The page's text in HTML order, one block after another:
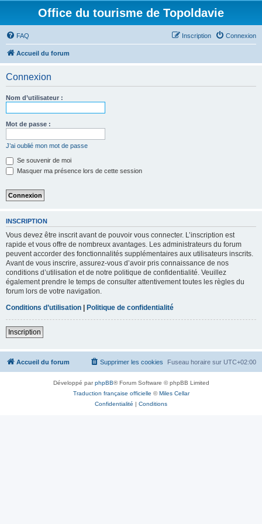
Office du tourisme de Topoldavie
FAQ Connexion
Inscription
Accueil du forum
Connexion
Nom d’utilisateur :
Mot de passe :
J’ai oublié mon mot de passe
Se souvenir de moi
Masquer ma présence lors de cette session
INSCRIPTION
Vous devez être inscrit avant de pouvoir vous connecter. L’inscription est
rapide et vous offre de nombreux avantages. Les administrateurs du forum
peuvent accorder des fonctionnalités supplémentaires aux utilisateurs inscrits.
Avant de vous inscrire, assurez-vous d’avoir pris connaissance de nos
conditions d’utilisation et de notre politique de confidentialité. Veuillez
également prendre le temps de consulter attentivement toutes les règles du
forum lors de votre navigation.
Conditions d’utilisation | Politique de confidentialité
Inscription
Accueil du forum Fuseau horaire sur UTC+02:00
Supprimer les cookies
Développé parphpBB® Forum Software © phpBB Limited
Traduction française officielle ©Miles Cellar
Confidentialité | Conditions